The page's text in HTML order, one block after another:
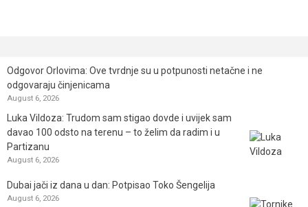
Odgovor Orlovima: ​Ove tvrdnje su u potpunosti netačne i ne
odgovaraju činjenicama
August 6, 2026
Luka Vildoza: Trudom sam stigao dovde i uvijek sam
davao 100 odsto na terenu – to želim da radim i u
Partizanu
August 6, 2026
Dubai jači iz dana u dan: Potpisao Toko Šengelija
August 6, 2026